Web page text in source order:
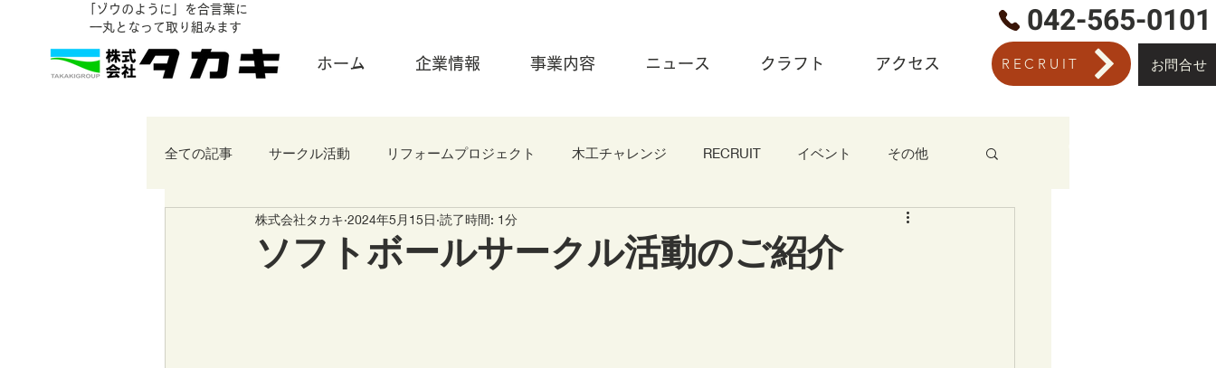
「ゾウのように」を合言葉に
​一丸となって取り組みます
​042-565-0101
ホーム 企業情報 事業内容 ニュース クラフト アクセス RECRUIT お問合せ
全ての記事 サークル活動 リフォームプロジェクト 木工チャレンジ RECRUIT イベント その他
ソフトボールサークル活動のご紹介
株式会社タカキ 2024年5月15日 読了時間: 1分